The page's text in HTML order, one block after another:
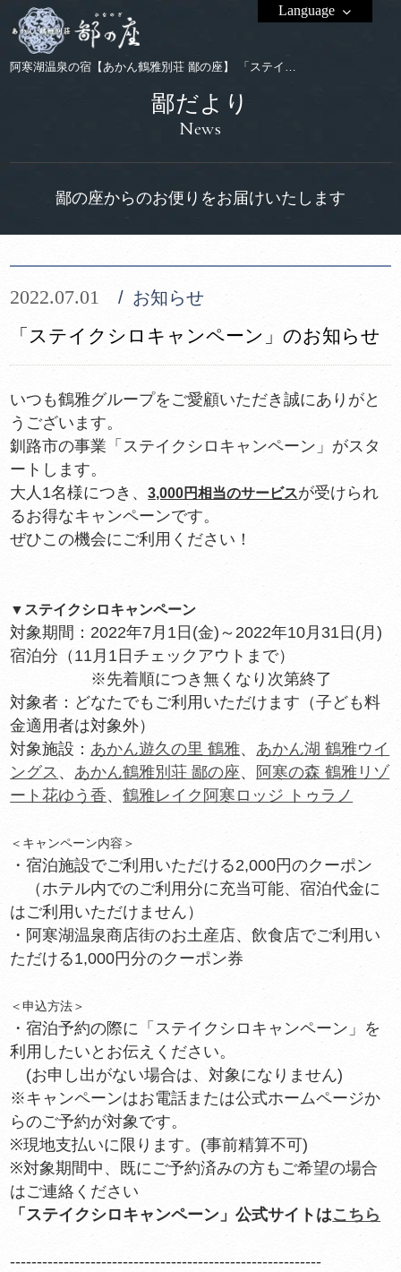
阿寒湖温泉の宿【あかん鶴雅別荘 鄙の座】 「ステイクシロキャンペーン」のお知らせ
Language
鄙だより
News
鄙の座からのお便りをお届けいたします
2022.07.01 お知らせ
「ステイクシロキャンペーン」のお知らせ
いつも鶴雅グループをご愛顧いただき誠にありがと
うございます。
釧路市の事業「ステイクシロキャンペーン」がスタ
ートします。
大人1名様につき、3,000円相当のサービスが受けられ
るお得なキャンペーンです。
ぜひこの機会にご利用ください！
▼ステイクシロキャンペーン
対象期間：2022年7月1日(金)～2022年10月31日(月)
宿泊分（11月1日チェックアウトまで）
※先着順につき無くなり次第終了
対象者：どなたでもご利用いただけます（子ども料
金適用者は対象外）
対象施設： あかん遊久の里 鶴雅、 あかん湖 鶴雅ウイ
ングス 、 あかん鶴雅別荘 鄙の座、 阿寒の森 鶴雅リゾ
ート花ゆう香、鶴雅レイク阿寒ロッジ トゥラノ
＜キャンペーン内容＞
・宿泊施設でご利用いただける2,000円のクーポン
（ホテル内でのご利用分に充当可能、宿泊代金に
はご利用いただけません）
・阿寒湖温泉商店街のお土産店、飲食店でご利用い
ただける1,000円分のクーポン券
＜申込方法＞
・宿泊予約の際に「ステイクシロキャンペーン」を
利用したいとお伝えください。
(お申し出がない場合は、対象になりません)
※キャンペーンはお電話または公式ホームページか
らのご予約が対象です。
※現地支払いに限ります。(事前精算不可)
※対象期間中、既にご予約済みの方もご希望の場合
はご連絡ください
「ステイクシロキャンペーン」公式サイトはこちら
----------------------------------------------------------